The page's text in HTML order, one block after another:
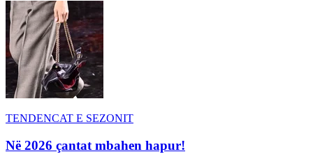
TENDENCAT E SEZONIT
Në 2026 çantat mbahen hapur!